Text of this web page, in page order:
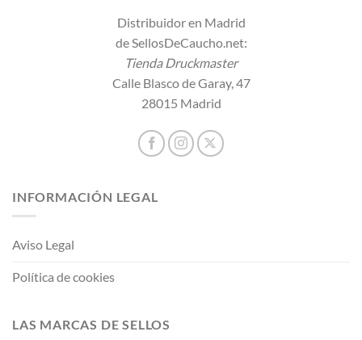
Distribuidor en Madrid
de SellosDeCaucho.net:
Tienda Druckmaster
Calle Blasco de Garay, 47
28015 Madrid
INFORMACIÓN LEGAL
Aviso Legal
Política de cookies
LAS MARCAS DE SELLOS